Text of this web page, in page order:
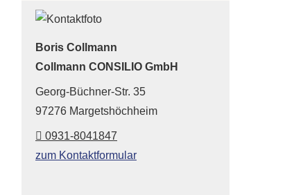
Boris Collmann
Collmann CONSILIO GmbH
Georg-Büchner-Str. 35
97276 Margetshöchheim
0931-8041847
zum Kontaktformular